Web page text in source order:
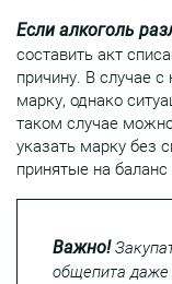
Если алкоголь
составить акт
причину. В случае
марку, однако
таком случае
указать марку без
принятые на
Важно!
общепита даже